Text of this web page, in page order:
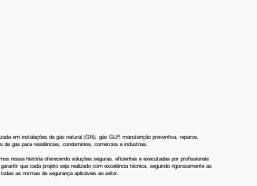
em instalações de gás natural (GN), gás GLP, manutenção preventiva, reparos,
de gás para residências, condomínios, comércios e indústrias.
nossa história oferecendo soluções seguras, eficientes e executadas por profissionais
que cada projeto seja realizado com excelência técnica, seguindo rigorosamente as
as normas de segurança aplicáveis ao setor.